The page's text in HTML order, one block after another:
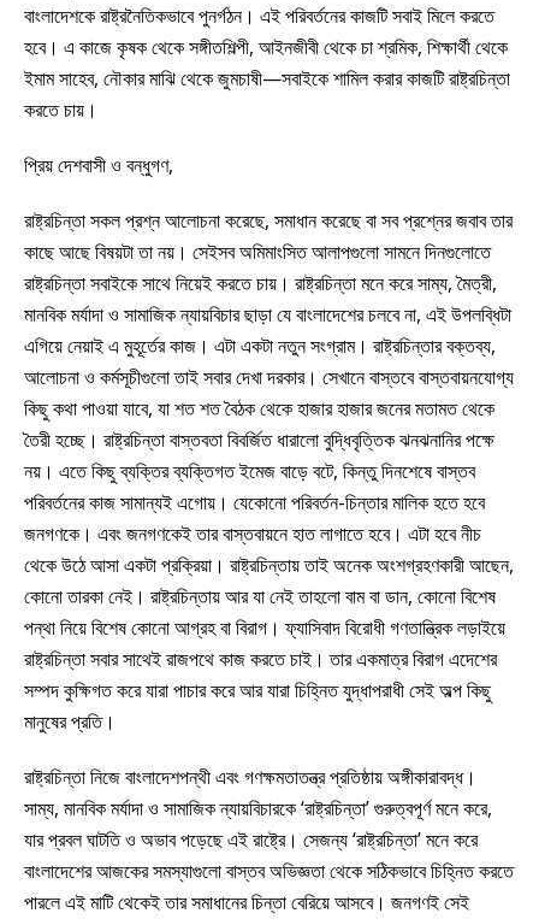
বাংলাদেশকে রাষ্ট্রনৈতিকভাবে পুনর্গঠন। এই পরিবর্তনের কাজটি সবাই মিলে করতে
হবে। এ কাজে কৃষক থেকে সঙ্গীতশিল্পী, আইনজীবী থেকে চা শ্রমিক, শিক্ষার্থী থেকে
ইমাম সাহেব, নৌকার মাঝি থেকে জুমচাষী—সবাইকে শামিল করার কাজটি রাষ্ট্রচিন্তা
করতে চায়।
প্রিয় দেশবাসী ও বন্ধুগণ,
রাষ্ট্রচিন্তা সকল প্রশ্ন আলোচনা করেছে, সমাধান করেছে বা সব প্রশ্নের জবাব তার
কাছে আছে বিষয়টা তা নয়। সেইসব অমিমাংসিত আলাপগুলো সামনে দিনগুলোতে
রাষ্ট্রচিন্তা সবাইকে সাথে নিয়েই করতে চায়। রাষ্ট্রচিন্তা মনে করে সাম্য, মৈত্রী,
মানবিক মর্যাদা ও সামাজিক ন্যায়বিচার ছাড়া যে বাংলাদেশের চলবে না, এই উপলব্ধিটা
এগিয়ে নেয়াই এ মুহূর্তের কাজ। এটা একটা নতুন সংগ্রাম। রাষ্ট্রচিন্তার বক্তব্য,
আলোচনা ও কর্মসূচীগুলো তাই সবার দেখা দরকার। সেখানে বাস্তবে বাস্তবায়নযোগ্য
কিছু কথা পাওয়া যাবে, যা শত শত বৈঠক থেকে হাজার হাজার জনের মতামত থেকে
তৈরী হচ্ছে। রাষ্ট্রচিন্তা বাস্তবতা বিবর্জিত ধারালো বুদ্ধিবৃত্তিক ঝনঝনানির পক্ষে
নয়। এতে কিছু ব্যক্তির ব্যক্তিগত ইমেজ বাড়ে বটে, কিন্তু দিনশেষে বাস্তব
পরিবর্তনের কাজ সামান্যই এগোয়। যেকোনো পরিবর্তন-চিন্তার মালিক হতে হবে
জনগণকে। এবং জনগণকেই তার বাস্তবায়নে হাত লাগাতে হবে। এটা হবে নীচ
থেকে উঠে আসা একটা প্রক্রিয়া। রাষ্ট্রচিন্তায় তাই অনেক অংশগ্রহণকারী আছেন,
কোনো তারকা নেই। রাষ্ট্রচিন্তায় আর যা নেই তাহলো বাম বা ডান, কোনো বিশেষ
পন্থা নিয়ে বিশেষ কোনো আগ্রহ বা বিরাগ। ফ্যাসিবাদ বিরোধী গণতান্ত্রিক লড়াইয়ে
রাষ্ট্রচিন্তা সবার সাথেই রাজপথে কাজ করতে চাই। তার একমাত্র বিরাগ এদেশের
সম্পদ কুক্ষিগত করে যারা পাচার করে আর যারা চিহ্নিত যুদ্ধাপরাধী সেই অল্প কিছু
মানুষের প্রতি।
রাষ্ট্রচিন্তা নিজে বাংলাদেশপন্থী এবং গণক্ষমতাতন্ত্র প্রতিষ্ঠায় অঙ্গীকারাবদ্ধ।
সাম্য, মানবিক মর্যাদা ও সামাজিক ন্যায়বিচারকে ‘রাষ্ট্রচিন্তা’ গুরুত্বপূর্ণ মনে করে,
যার প্রবল ঘাটতি ও অভাব পড়েছে এই রাষ্ট্রে। সেজন্য ‘রাষ্ট্রচিন্তা’ মনে করে
বাংলাদেশের আজকের সমস্যাগুলো বাস্তব অভিজ্ঞতা থেকে সঠিকভাবে চিহ্নিত করতে
পারলে এই মাটি থেকেই তার সমাধানের চিন্তা বেরিয়ে আসবে। জনগণই সেই